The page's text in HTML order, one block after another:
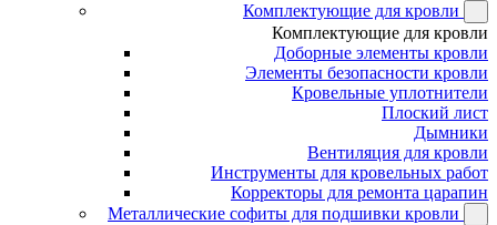
Комплектующие для кровли
Комплектующие для кровли
Доборные элементы кровли
Элементы безопасности кровли
Кровельные уплотнители
Плоский лист
Дымники
Вентиляция для кровли
Инструменты для кровельных работ
Корректоры для ремонта царапин
Металлические софиты для подшивки кровли